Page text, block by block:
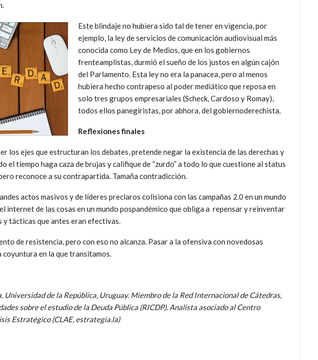
Este blindaje no hubiera sido tal de tener en vigencia, por
ejemplo, la ley de servicios de comunicación audiovisual más
conocida como Ley de Medios, que en los gobiernos
frenteamplistas, durmió el sueño de los justos en algún cajón
del Parlamento. Esta ley no era la panacea, pero al menos
hubiera hecho contrapeso al poder mediático que reposa en
solo tres grupos empresariales (Scheck, Cardoso y Romay),
todos ellos panegiristas, por abhora, del gobiernoderechista.
Reflexiones finales
los ejes que estructuran los debates, pretende negar la existencia de las derechas y
el tiempo haga caza de brujas y califique de “zurdo” a todo lo que cuestione al status
reconoce a su contrapartida. Tamaña contradicción.
actos masivos y de líderes preclaros colisiona con las campañas 2.0 en un mundo
internet de las cosas en un mundo pospandémico que obliga a repensar y reinventar
tácticas que antes eran efectivas.
de resistencia, pero con eso no alcanza. Pasar a la ofensiva con novedosas
coyuntura en la que transitamos.
Universidad de la República, Uruguay. Miembro de la Red Internacional de Cátedras,
sobre el estudio de la Deuda Pública (RICDP). Analista asociado al Centro
Estratégico (CLAE, estrategia.la)